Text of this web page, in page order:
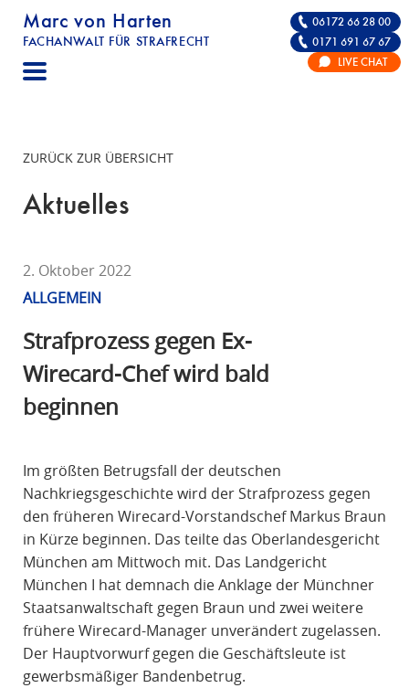
Marc von Harten
FACHANWALT FÜR STRAFRECHT
STRAFRECHT | RECHTSANWALT FÜR DIE
06172 66 28 00
0171 691 67 67
LIVE CHAT
ZURÜCK ZUR ÜBERSICHT
Aktuelles
2. Oktober 2022
ALLGEMEIN
Strafprozess gegen Ex-
Wirecard-Chef wird bald
beginnen
Im größten Betrugsfall der deutschen
Nachkriegsgeschichte wird der Strafprozess gegen
den früheren Wirecard-Vorstandschef Markus Braun
in Kürze beginnen. Das teilte das Oberlandesgericht
München am Mittwoch mit. Das Landgericht
München I hat demnach die Anklage der Münchner
Staatsanwaltschaft gegen Braun und zwei weitere
frühere Wirecard-Manager unverändert zugelassen.
Der Hauptvorwurf gegen die Geschäftsleute ist
gewerbsmäßiger Bandenbetrug.